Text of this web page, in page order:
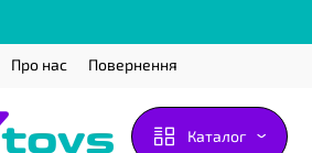
Про нас Повернення
Каталог